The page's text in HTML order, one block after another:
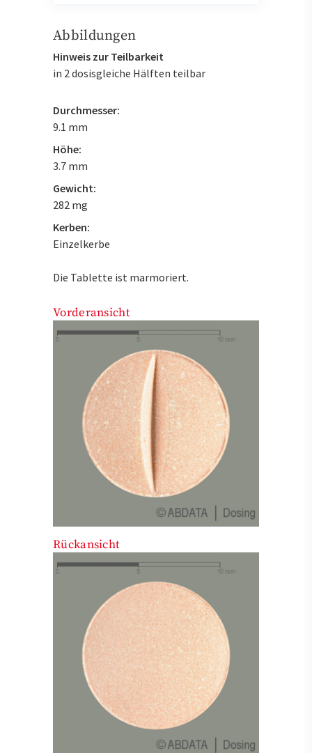
Abbildungen
Hinweis zur Teilbarkeit
in 2 dosisgleiche Hälften teilbar
Durchmesser:
9.1 mm
Höhe:
3.7 mm
Gewicht:
282 mg
Kerben:
Einzelkerbe
Die Tablette ist marmoriert.
Vorderansicht
Rückansicht